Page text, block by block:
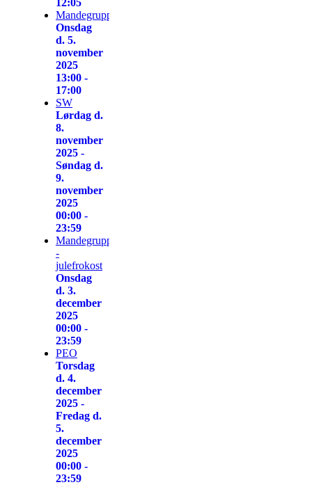
Mandegruppen
Onsdag
d. 5.
november
2025
13:00 -
17:00
SW
Lørdag d.
8.
november
2025 -
Søndag d.
9.
november
2025
00:00 -
23:59
Mandegruppen
-
julefrokost
Onsdag
d. 3.
december
2025
00:00 -
23:59
PEO
Torsdag
d. 4.
december
2025 -
Fredag d.
5.
december
2025
00:00 -
23:59